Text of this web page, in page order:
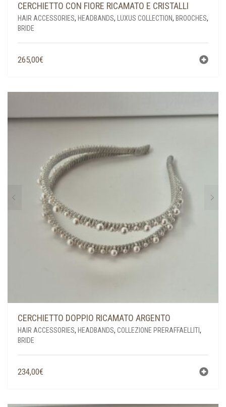
CERCHIETTO CON FIORE RICAMATO E CRISTALLI
HAIR ACCESSORIES, HEADBANDS, LUXUS COLLECTION, BROOCHES,
BRIDE
265,00€
CERCHIETTO DOPPIO RICAMATO ARGENTO
HAIR ACCESSORIES, HEADBANDS, COLLEZIONE PRERAFFAELLITI,
BRIDE
234,00€